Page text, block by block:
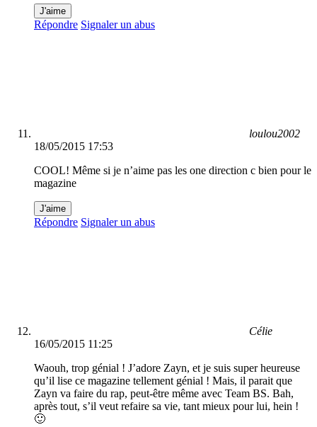
J'aime
Répondre Signaler un abus
loulou2002
18/05/2015 17:53
COOL! Même si je n’aime pas les one direction c bien pour le
magazine
J'aime
Répondre Signaler un abus
Célie
16/05/2015 11:25
Waouh, trop génial ! J’adore Zayn, et je suis super heureuse
qu’il lise ce magazine tellement génial ! Mais, il parait que
Zayn va faire du rap, peut-être même avec Team BS. Bah,
après tout, s’il veut refaire sa vie, tant mieux pour lui, hein !
🙂